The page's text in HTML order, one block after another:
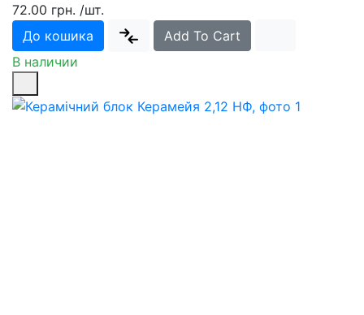
72.00 грн. /шт.
До кошика
Add To Cart
В наличии